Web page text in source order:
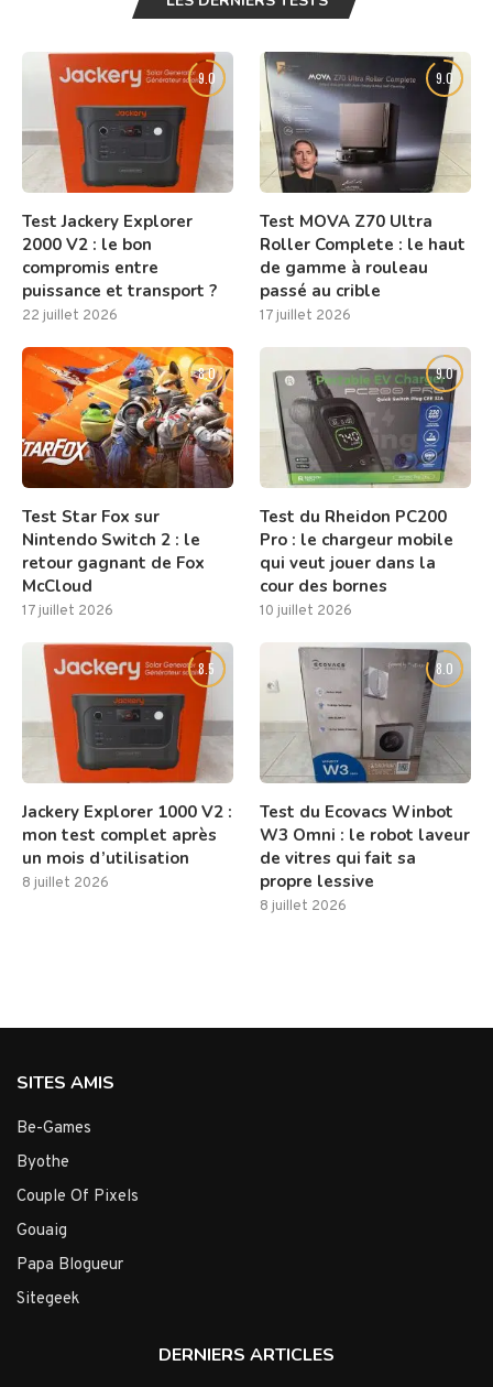
9.0
Test Jackery Explorer
2000 V2 : le bon
compromis entre
puissance et transport ?
22 juillet 2026
9.0
Test MOVA Z70 Ultra
Roller Complete : le haut
de gamme à rouleau
passé au crible
17 juillet 2026
8.0
Test Star Fox sur
Nintendo Switch 2 : le
retour gagnant de Fox
McCloud
17 juillet 2026
9.0
Test du Rheidon PC200
Pro : le chargeur mobile
qui veut jouer dans la
cour des bornes
10 juillet 2026
8.5
Jackery Explorer 1000 V2 :
mon test complet après
un mois d’utilisation
8 juillet 2026
8.0
Test du Ecovacs Winbot
W3 Omni : le robot laveur
de vitres qui fait sa
propre lessive
8 juillet 2026
SITES AMIS
Be-Games
Byothe
Couple Of Pixels
Gouaig
Papa Blogueur
Sitegeek
DERNIERS ARTICLES